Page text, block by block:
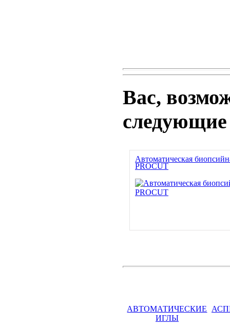
Вас,
Автоматическая
PROCUT
АВТОМАТИЧЕСКИЕ
ИГЛЫ